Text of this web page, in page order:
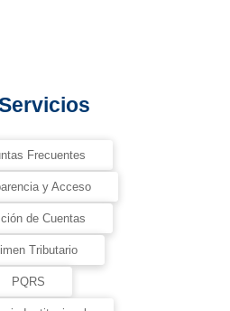
Frecuentes
y Acceso
de Cuentas
Tributario
PQRS